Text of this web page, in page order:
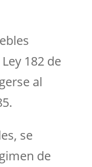
182 de
al
se
de